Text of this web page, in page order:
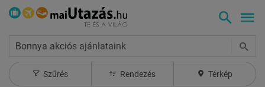
Bonnya akciós ajánlataink
Szűrés Rendezés Térkép